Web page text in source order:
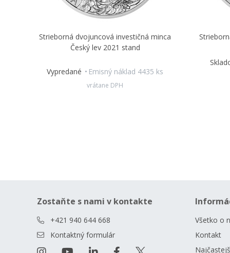
Strieborná dvojuncová investičná minca
Český lev 2021 stand
Vypredané Emisný náklad 4435 ks
vrátane DPH
Zostaňte s nami v kontakte
+421 940 644 668
Kontaktný formulár
Všetko o
Kontakt